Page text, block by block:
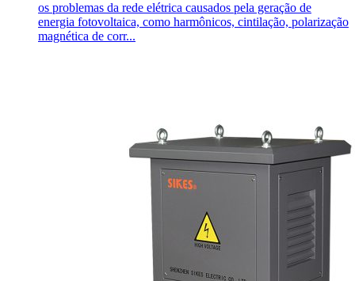
os problemas da rede elétrica causados pela geração de
energia fotovoltaica, como harmônicos, cintilação, polarização
magnética de corr...